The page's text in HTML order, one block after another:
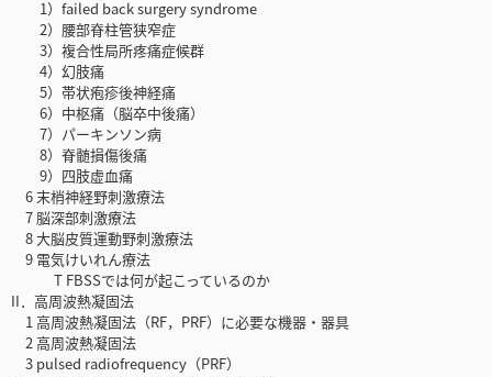
1）failed back surgery syndrome
2）腰部脊柱管狭窄症
3）複合性局所疼痛症候群
4）幻肢痛
5）帯状疱疹後神経痛
6）中枢痛（脳卒中後痛）
7）パーキンソン病
8）脊髄損傷後痛
9）四肢虚血痛
6 末梢神経野刺激療法
7 脳深部刺激療法
8 大脳皮質運動野刺激療法
9 電気けいれん療法
T FBSSでは何が起こっているのか
II．高周波熱凝固法
1 高周波熱凝固法（RF，PRF）に必要な機器・器具
2 高周波熱凝固法
3 pulsed radiofrequency（PRF）